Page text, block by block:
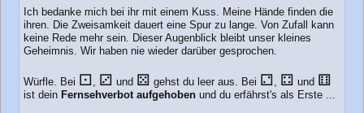
Ich bedanke mich bei ihr mit einem Kuss. Meine Hände finden die
ihren. Die Zweisamkeit dauert eine Spur zu lange. Von Zufall kann
keine Rede mehr sein. Dieser Augenblick bleibt unser kleines
Geheimnis. Wir haben nie wieder darüber gesprochen.
Würfle. Bei ⚀ ⚂ und ⚄ gehst du leer aus. Bei ⚁ ⚃ und ⚅
ist dein Fernsehverbot aufgehoben und du erfährst's als Erste ...